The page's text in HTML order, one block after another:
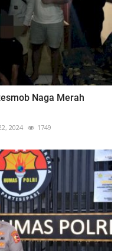
Naga Merah
2024 1749